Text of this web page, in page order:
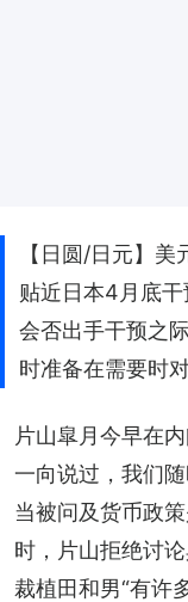
【日圆/日元】美
贴近日本4月底
会否出手干预之
时准备在需要时
片山皐月今早在
一向说过，我们
当被问及货币政
时，片山拒绝讨
裁植田和男“有许